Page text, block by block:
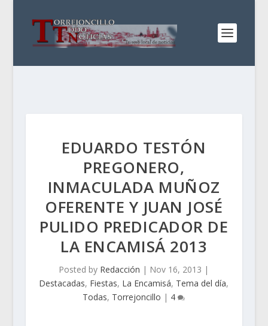
EDUARDO TESTÓN
PREGONERO,
INMACULADA MUÑOZ
OFERENTE Y JUAN JOSÉ
PULIDO PREDICADOR DE
LA ENCAMISÁ 2013
Posted by Redacción | Nov 16, 2013 |
Destacadas, Fiestas, La Encamisá, Tema del día,
Todas, Torrejoncillo | 4